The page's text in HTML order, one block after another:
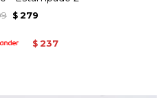
$ 279
$ 237